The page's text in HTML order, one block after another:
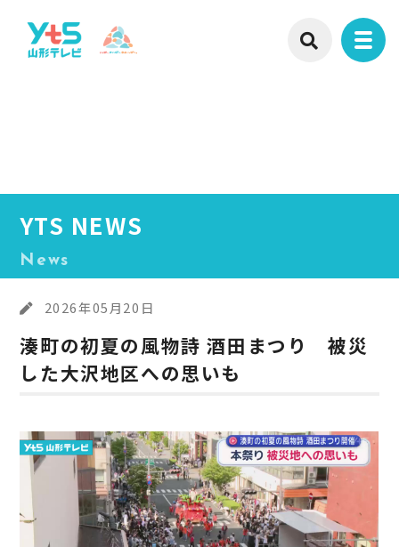
YTS NEWS
News
2026年05月20日
湊町の初夏の風物詩 酒田まつり 被災
した大沢地区への思いも